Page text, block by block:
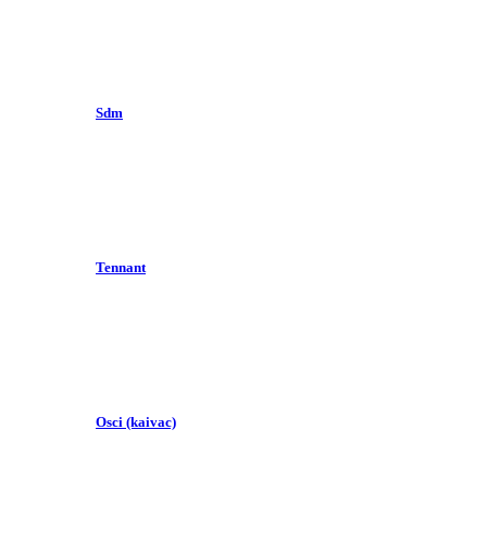
Sdm
Tennant
Osci (kaivac)